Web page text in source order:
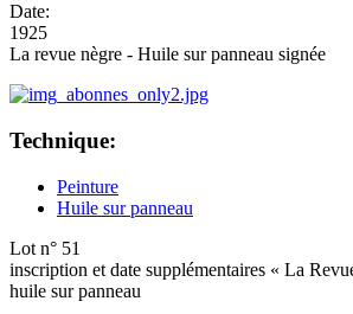
Date:
1925
La revue nègre - Huile sur panneau signée
Technique:
Peinture
Huile sur panneau
Lot n° 51
inscription et date supplémentaires « La
huile sur panneau